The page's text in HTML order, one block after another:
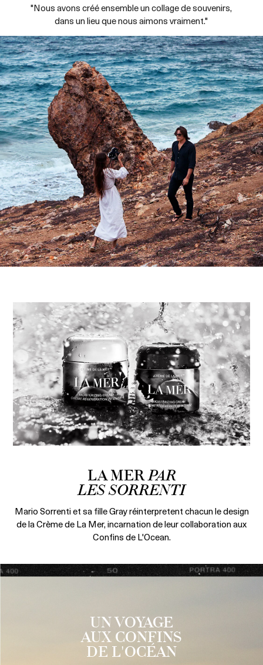
"Nous avons créé ensemble un collage de souvenirs,
dans un lieu que nous aimons vraiment."
ÉCOUTER
LA MERPAR
LES SORRENTI
Mario Sorrenti et sa fille Gray réinterpretent chacun le design
de la Crème de La Mer, incarnation de leur collaboration aux
Confins de L'Ocean.
UN VOYAGE
AUX CONFINS
DE L'OCÉAN